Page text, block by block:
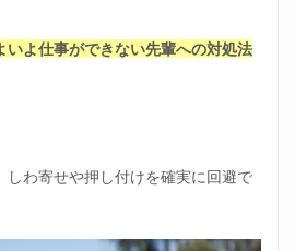
いよ仕事ができない先輩への対処法
しわ寄せや押し付けを確実に回避で